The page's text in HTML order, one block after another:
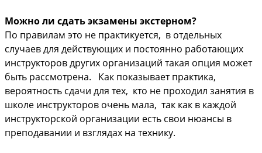
Можно ли сдать экзамены экстерном?
По правилам это не практикуется, в отдельных
случаев для действующих и постоянно работающих
инструкторов других организаций такая опция может
быть рассмотрена. Как показывает практика,
вероятность сдачи для тех, кто не проходил занятия в
школе инструкторов очень мала, так как в каждой
инструкторской организации есть свои нюансы в
преподавании и взглядах на технику.